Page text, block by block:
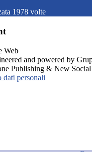
1978 volte
and powered by
Publishing & New
dati personali